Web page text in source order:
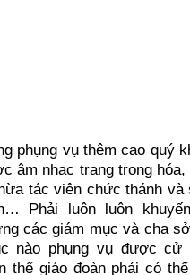
phụng vụ thêm cao quý
âm nhạc trang trọng
tác viên chức thánh và
Phải luôn luôn
các giám mục và cha
nào phụng vụ được cử
thể giáo đoàn phải có